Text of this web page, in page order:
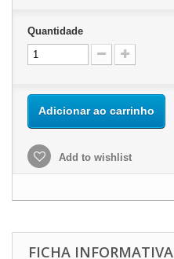
Quantidade
Adicionar ao carrinho
Add to wishlist
FICHA INFORMATIVA